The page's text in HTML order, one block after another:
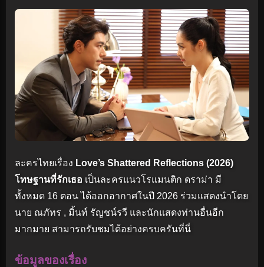
ละครไทยเรื่อง Love’s Shattered Reflections (2026)
โทษฐานที่รักเธอ เป็นละครแนวโรแมนติก ดราม่า มี
ทั้งหมด 16 ตอน ได้ออกอากาศในปี 2026 ร่วมแสดงนำโดย
นาย ณภัทร , มิ้นท์ รัญชน์รวี และนักแสดงท่านอื่นอีก
มากมาย สามารถรับชมได้อย่างครบครันที่นี่
ข้อมูลของเรื่อง